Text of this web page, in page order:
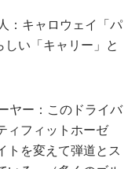
：キャロウェイ「パ
い「キャリー」と
ヤー：このドライバ
ィフィットホーゼ
トを変えて弾道とス